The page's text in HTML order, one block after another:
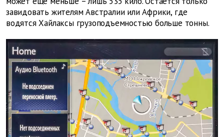
завидовать жителям Австралии или Африки, где
водятся Хайлаксы грузоподъемностью больше тонны.